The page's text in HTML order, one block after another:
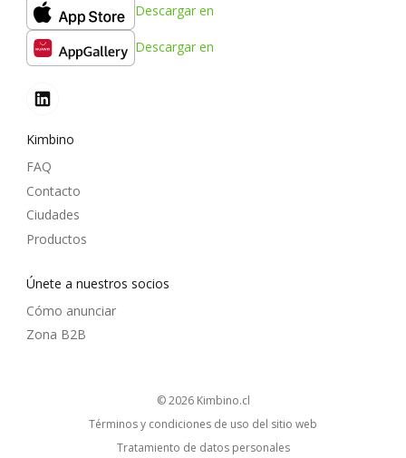
Descargar en
Descargar en
Kimbino
FAQ
Contacto
Ciudades
Productos
Únete a nuestros socios
Cómo anunciar
Zona B2B
© 2026 kimbino.cl
Términos y condiciones de uso del sitio web
Tratamiento de datos personales